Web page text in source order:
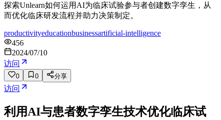
探索Unlearn如何运用AI为临床试验参与者创建数字孪生，从
而优化临床研发流程并助力决策制定。
productivityeducationbusinessartificial-intelligence
456
2024/07/10
访问
0 0 分享
访问
利用AI与患者数字孪生技术优化临床试